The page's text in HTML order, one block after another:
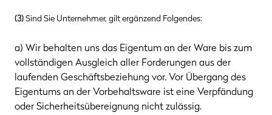
(3)Sind Sie Unternehmer, gilt ergänzend Folgendes:
a) Wir behalten uns das Eigentum an der Ware bis zum
vollständigen Ausgleich aller Forderungen aus der
laufenden Geschäftsbeziehung vor. Vor Übergang des
Eigentums an der Vorbehaltsware ist eine Verpfändung
oder Sicherheitsübereignung nicht zulässig.